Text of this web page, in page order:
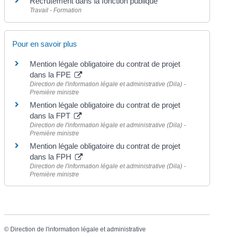
Travail - Formation
Pour en savoir plus
Mention légale obligatoire du contrat de projet
dans la FPE
Direction de l'information légale et administrative (Dila) -
Première ministre
Mention légale obligatoire du contrat de projet
dans la FPT
Direction de l'information légale et administrative (Dila) -
Première ministre
Mention légale obligatoire du contrat de projet
dans la FPH
Direction de l'information légale et administrative (Dila) -
Première ministre
© Direction de l'information légale et administrative